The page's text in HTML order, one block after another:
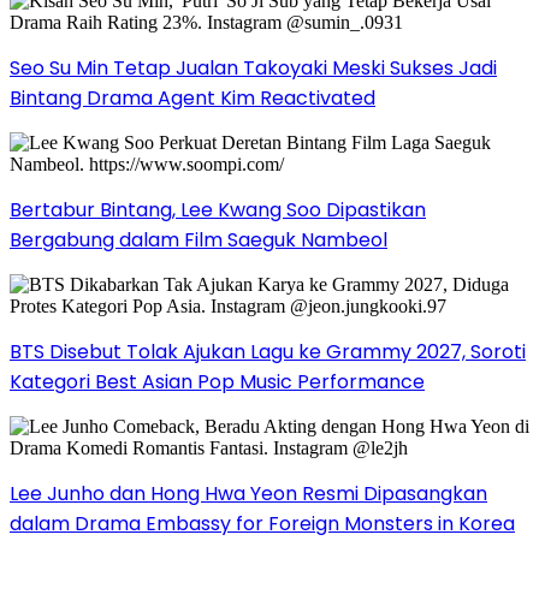
Seo Su Min Tetap Jualan Takoyaki Meski Sukses Jadi
Bintang Drama Agent Kim Reactivated
Bertabur Bintang, Lee Kwang Soo Dipastikan
Bergabung dalam Film Saeguk Nambeol
BTS Disebut Tolak Ajukan Lagu ke Grammy 2027, Soroti
Kategori Best Asian Pop Music Performance
Lee Junho dan Hong Hwa Yeon Resmi Dipasangkan
dalam Drama Embassy for Foreign Monsters in Korea